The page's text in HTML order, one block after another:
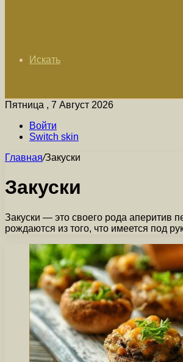
Искать
Пятница , 7 Август 2026
Войти
Switch skin
Главная/Закуски
Закуски
Закуски — это своего рода аперитив
рождаются из того, что имеется под